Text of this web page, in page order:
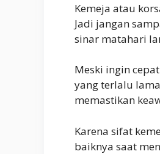
Kemeja atau
Jadi jangan
sinar matahari
Meski ingin
yang terlalu
memastikan
Karena sifat
baiknya saat